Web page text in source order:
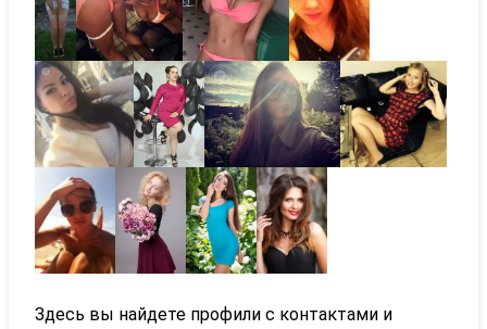
Здесь вы найдете профили с контактами и